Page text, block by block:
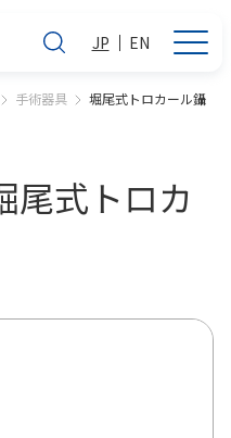
JP EN
手術器具
堀尾式トロカール鑷
尾式トロカ